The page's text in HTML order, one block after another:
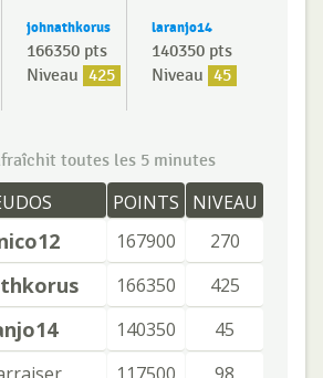
johnathkorus
166350 pts
Niveau 425
laranjo14
140350 pts
Niveau 45
toutes les 5 minutes
POINTS
NIVEAU
167900
270
166350
425
140350
45